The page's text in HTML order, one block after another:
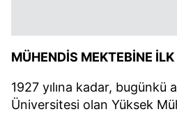
MÜHENDİS MEKTEBİNE
1927 yılına kadar, bugünkü
Üniversitesi olan Yüksek